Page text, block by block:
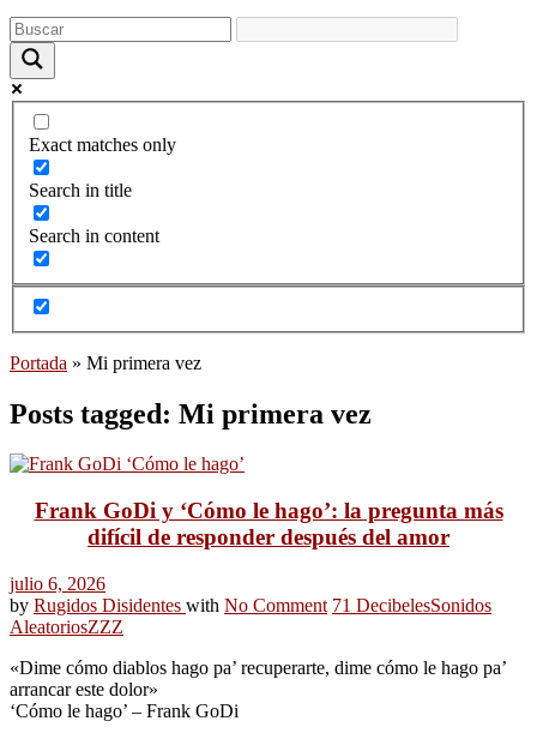
Exact matches only
Search in title
Search in content
Portada » Mi primera vez
Posts tagged: Mi primera vez
Frank GoDi y ‘Cómo le hago’: la pregunta más
difícil de responder después del amor
julio 6, 2026
by Rugidos Disidentes with No Comment 71 DecibelesSonidos
AleatoriosZZZ
«Dime cómo diablos hago pa’ recuperarte, dime cómo le hago pa’
arrancar este dolor»
‘Cómo le hago’ – Frank GoDi